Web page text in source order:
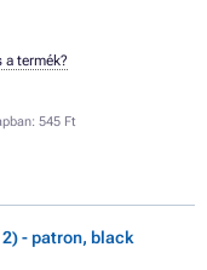
545 Ft
termék?
- patron, black